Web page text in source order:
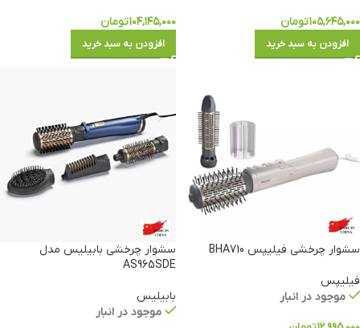
۱۰۵,۶۴۵,۰۰۰تومان
افزودن به سبد خرید
۱۰۴,۱۴۵,۰۰۰تومان
افزودن به سبد خرید
سشوار چرخشی فیلیپس BHA710
فیلیپس
موجود در انبار
سشوار چرخشی بابیلیس مدل
AS965SDE
بابیلیس
موجود در انبار